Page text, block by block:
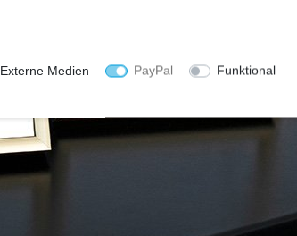
Externe Medien PayPal
Funktional